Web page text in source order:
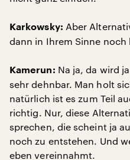
Karkowsky: Aber
dann in Ihrem Sinne noch
Kamerun: Na ja, da wird
sehr dehnbar. Man holt
natürlich ist es zum Teil
richtig. Nur, diese
sprechen, die scheint ja
noch zu entstehen. Und
eben vereinnahmt.